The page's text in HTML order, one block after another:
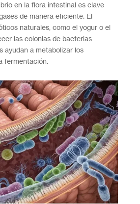
en la flora intestinal es clave
de manera eficiente. El
naturales, como el yogur o el
las colonias de bacterias
ayudan a metabolizar los
fermentación.